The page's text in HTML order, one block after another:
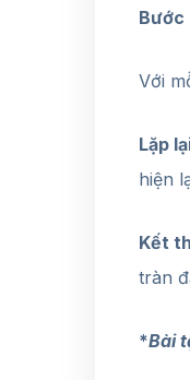
Bước
Với
Lặp
hiện
Kết
tràn
*Bài